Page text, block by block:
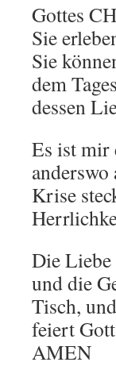
Gottes
Sie
Sie
dem
dessen
Es ist mir
Krise
Die Liebe
und die
Tisch,
feiert
AMEN